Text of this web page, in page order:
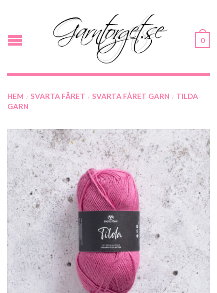
0
HEM / SVARTA FÅRET / SVARTA FÅRET GARN /
TILDA
GARN